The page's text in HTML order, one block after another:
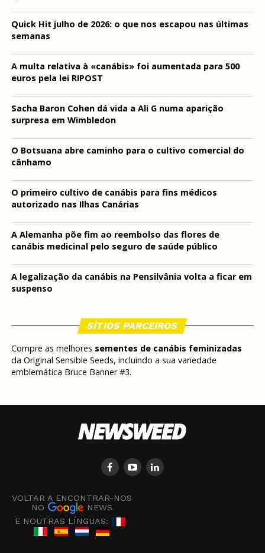
Quick Hit julho de 2026: o que nos escapou nas últimas
semanas
A multa relativa à «canábis» foi aumentada para 500
euros pela lei RIPOST
Sacha Baron Cohen dá vida a Ali G numa aparição
surpresa em Wimbledon
O Botsuana abre caminho para o cultivo comercial do
cânhamo
O primeiro cultivo de canábis para fins médicos
autorizado nas Ilhas Canárias
A Alemanha põe fim ao reembolso das flores de
canábis medicinal pelo seguro de saúde público
A legalização da canábis na Pensilvânia volta a ficar em
suspenso
SÍTIOS PARCEIROS
Compre as melhores sementes de canábis feminizadas
da Original Sensible Seeds, incluindo a sua variedade
emblemática Bruce Banner #3.
VOLTAR A ENCONTRAR-NOS
NO
NEWS
E NOUTRAS LÍNGUAS: